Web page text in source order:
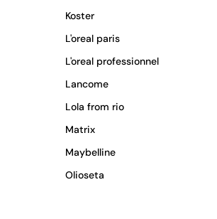
Koster
L'oreal paris
L'oreal professionnel
Lancome
Lola from rio
Matrix
Maybelline
Olioseta